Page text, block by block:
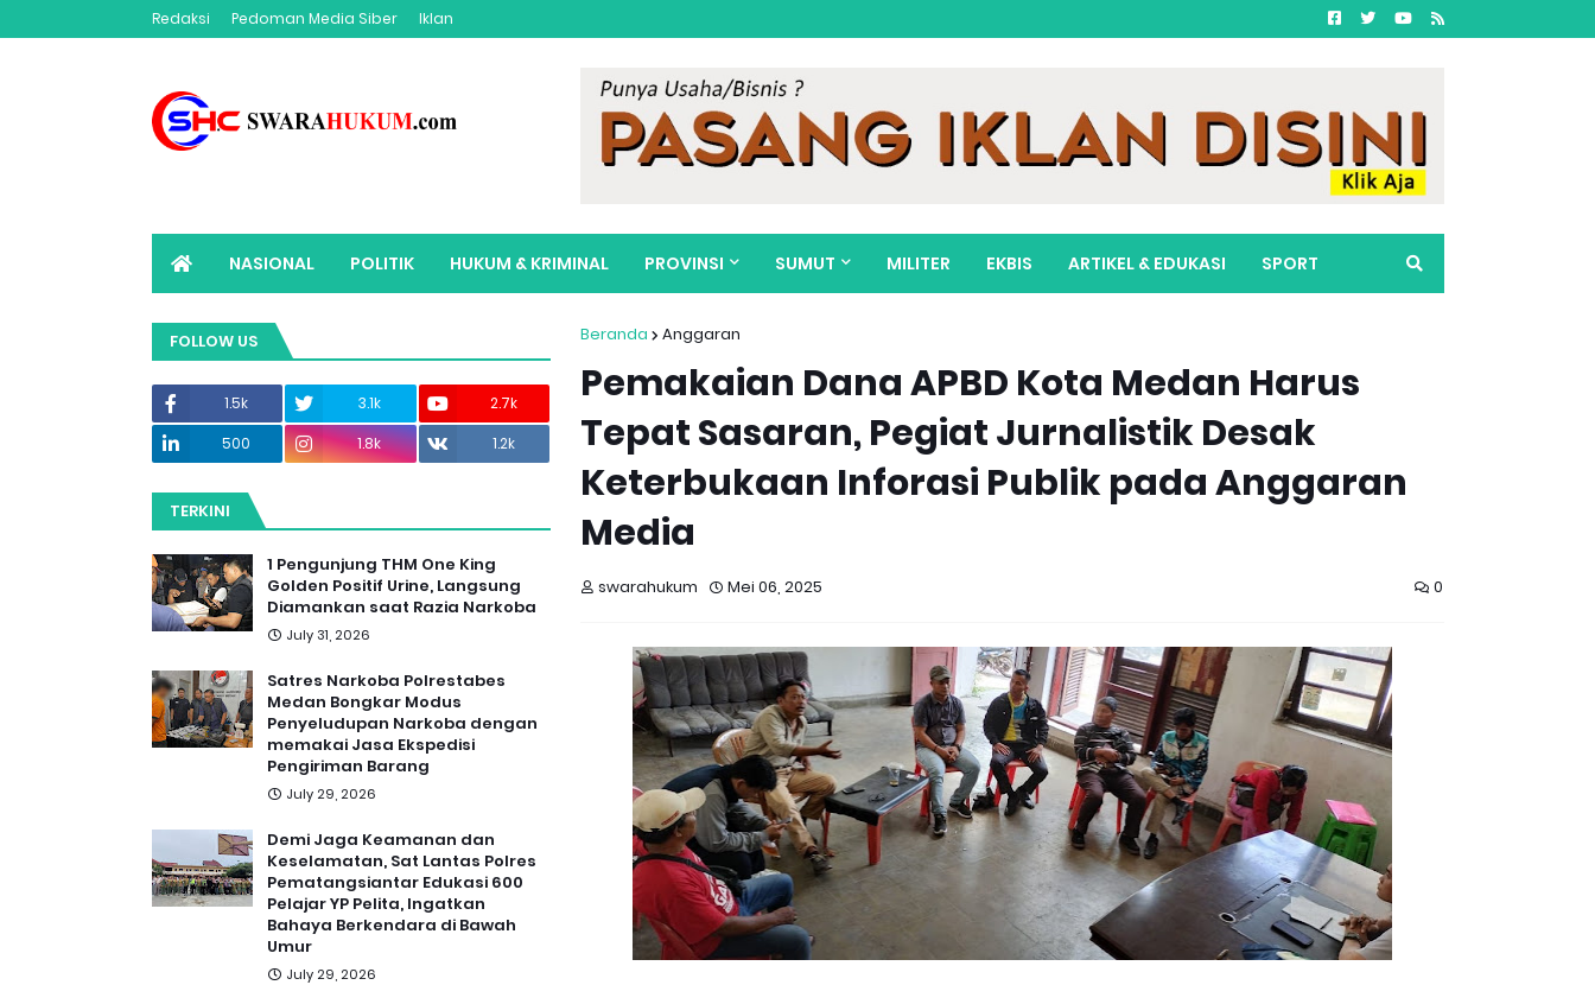
Redaksi Pedoman Media Siber Iklan
NASIONAL POLITIK HUKUM & KRIMINAL PROVINSI SUMUT MILITER EKBIS ARTIKEL & EDUKASI SPORT
ADVERTORIAL Beranda Anggaran
Pemakaian Dana APBD Kota Medan Harus
Tepat Sasaran, Pegiat Jurnalistik Desak
Keterbukaan Inforasi Publik pada Anggaran
Media
swarahukum Mei 06, 2025 0
FOLLOW US
1.5k 3.1k
2.7k
500
1.8k 1.2k
TERKINI
1 Pengunjung THM One King
Golden Positif Urine, Langsung
Diamankan saat Razia Narkoba
July 31, 2026
Satres Narkoba Polrestabes
Medan Bongkar Modus
Penyeludupan Narkoba dengan
memakai Jasa Ekspedisi
Pengiriman Barang
July 29, 2026
Demi Jaga Keamanan dan
Keselamatan, Sat Lantas Polres
Pematangsiantar Edukasi 600
Pelajar YP Pelita, Ingatkan
Bahaya Berkendara di Bawah
Umur
July 29, 2026